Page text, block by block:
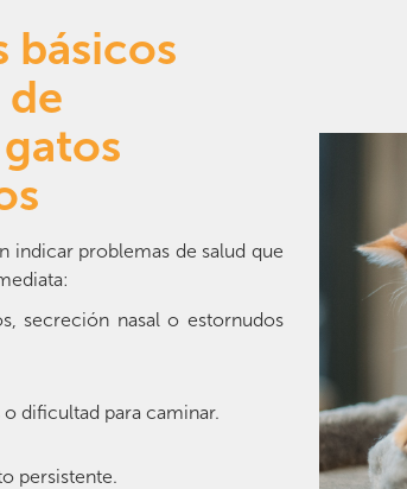
básicos
de
indicar problemas de salud que
secreción nasal o estornudos
o dificultad para caminar.
persistente.